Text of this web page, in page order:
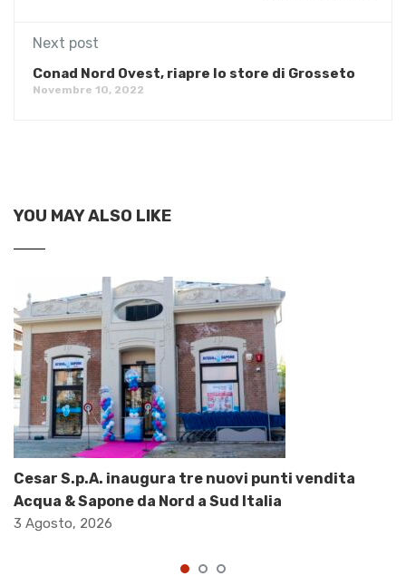
Next post
Conad Nord Ovest, riapre lo store di Grosseto
Novembre 10, 2022
YOU MAY ALSO LIKE
Cesar S.p.A. inaugura tre nuovi punti vendita
Acqua & Sapone da Nord a Sud Italia
3 Agosto, 2026